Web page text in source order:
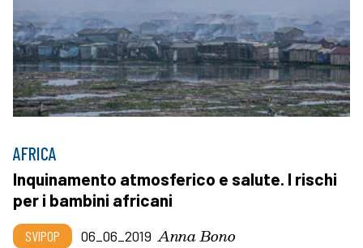
AFRICA
Inquinamento atmosferico e salute. I rischi
per i bambini africani
SVIPOP 06_06_2019 Anna Bono